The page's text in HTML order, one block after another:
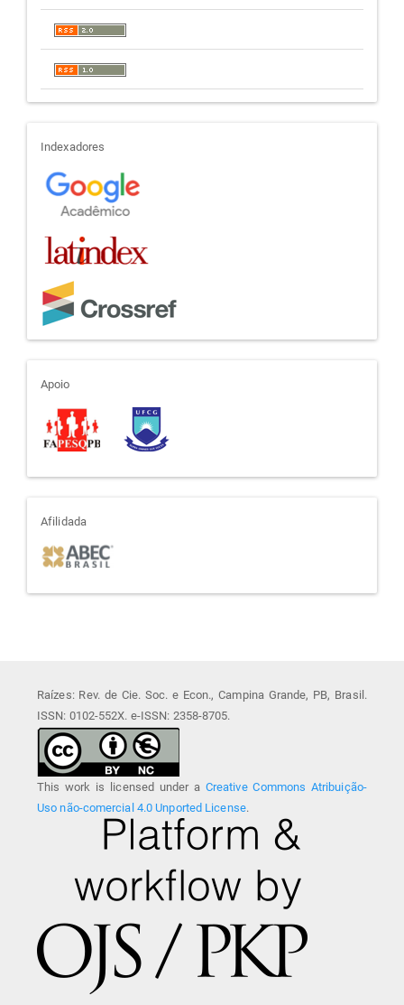
indexadores
Indexadores
apoio
Apoio
afiliada
Afilidada
Raízes: Rev. de Cie. Soc. e Econ., Campina Grande, PB, Brasil.
ISSN: 0102-552X. e-ISSN: 2358-8705.
This work is licensed under a Creative Commons Atribuição-
Uso não-comercial 4.0 Unported License.